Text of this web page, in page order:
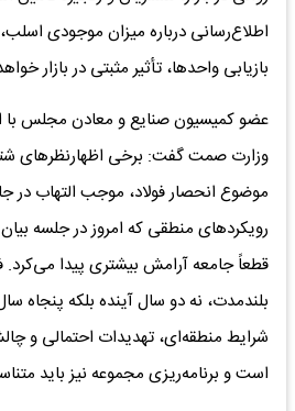
اطلاع‌رسانی درباره میزان موجودی
بازیابی واحدها، تأثیر مثبتی در بازار
عضو کمیسیون صنایع و معادن مجلس با
وزارت صمت گفت: برخی اظهارنظرهای
موضوع انحصار فولاد، موجب التهاب در
رویکردهای منطقی که امروز در جلسه
قطعاً جامعه آرامش بیشتری پیدا می‌کرد.
بلندمدت، نه دو سال آینده بلکه پنجاه
شرایط منطقه‌ای، تهدیدات احتمالی و
است و برنامه‌ریزی مجموعه نیز باید